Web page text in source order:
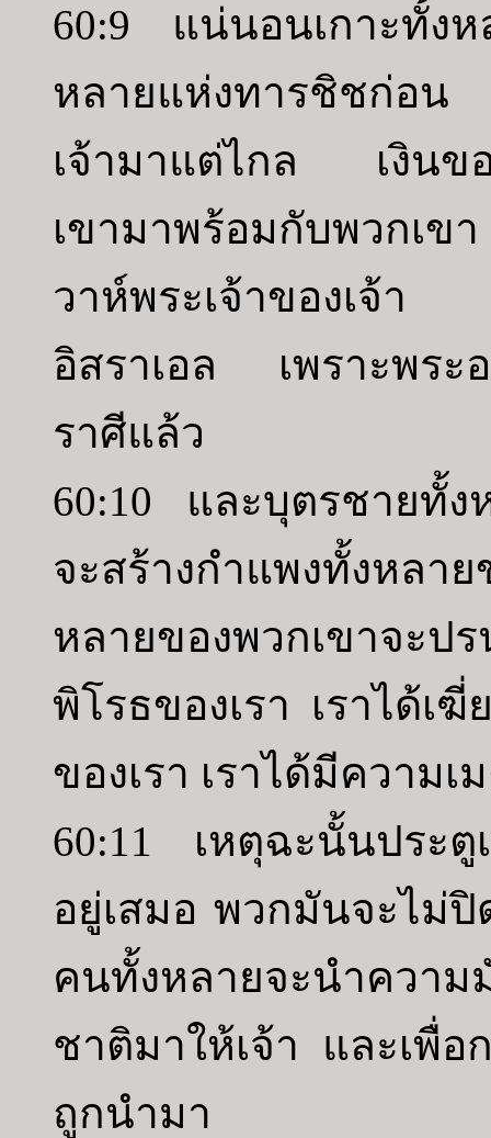
60:9 แน่นอนเกาะทั้งห
หลายแห่งทารชิชก่อน
เจ้ามาแต่ไกล เงินขอ
เขามาพร้อมกับพวกเข
วาห์พระเจ้าของเจ้
อิสราเอล เพราะพระอ
ราศีแล้ว
60:10 และบุตรชายทั้ง
จะสร้างกำแพงทั้งหล
หลายของพวกเขาจะ
พิโรธของเรา เราได้เ
ของเรา เราได้มีความเ
60:11 เหตุฉะนั้นประตู
อยู่เสมอ พวกมันจะไม่
คนทั้งหลายจะนำความ
ชาติมาให้เจ้า และเพื่อ
ถูกนำมา